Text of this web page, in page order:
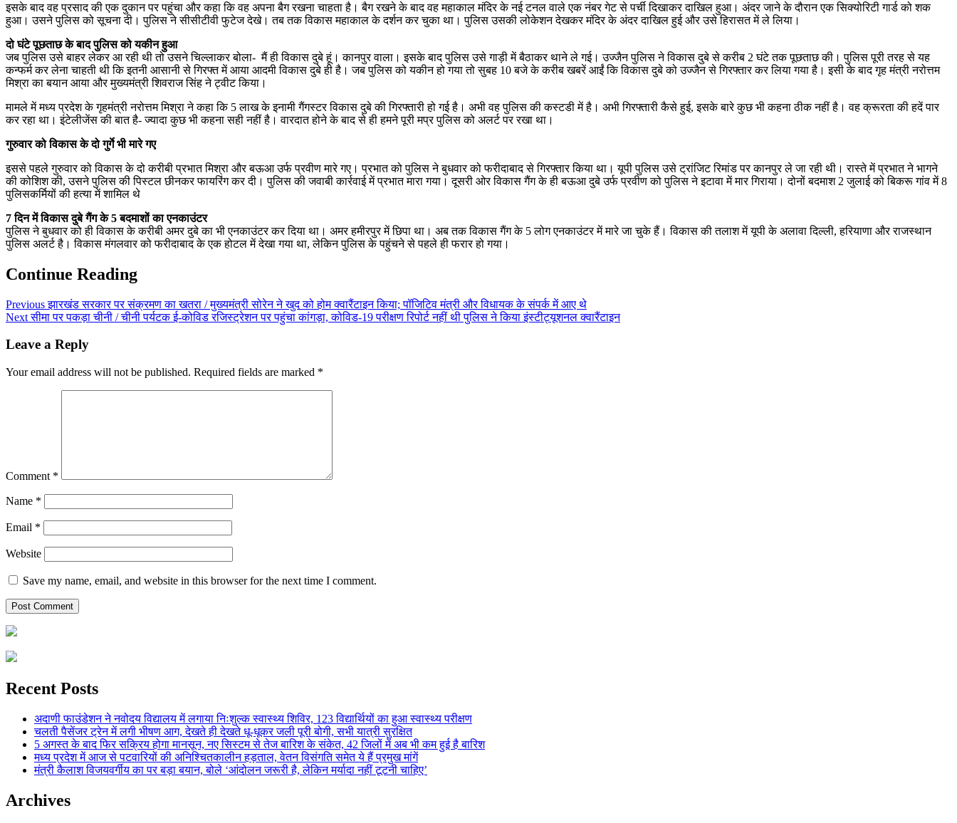
इसके बाद वह प्रसाद की एक दुकान पर पहुंचा और कहा कि वह अपना बैग रखना चाहता है। बैग रखने के बाद वह महाकाल मंदिर के नई टनल वाले एक नंबर गेट से पर्ची दिखाकर दाखिल हुआ। अंदर जाने के दौरान एक सिक्योरिटी गार्ड को शक
हुआ। उसने पुलिस को सूचना दी। पुलिस ने सीसीटीवी फुटेज देखे। तब तक विकास महाकाल के दर्शन कर चुका था। पुलिस उसकी लोकेशन देखकर मंदिर के अंदर दाखिल हुई और उसे हिरासत में ले लिया।
दो घंटे पूछताछ के बाद पुलिस को यकीन हुआ
जब पुलिस उसे बाहर लेकर आ रही थी तो उसने चिल्लाकर बोला- मैं ही विकास दुबे हूं। कानपुर वाला। इसके बाद पुलिस उसे गाड़ी में बैठाकर थाने ले गई। उज्जैन पुलिस ने विकास दुबे से करीब 2 घंटे तक पूछताछ की। पुलिस पूरी तरह से यह
कन्फर्म कर लेना चाहती थी कि इतनी आसानी से गिरफ्त में आया आदमी विकास दुबे ही है। जब पुलिस को यकीन हो गया तो सुबह 10 बजे के करीब खबरें आईं कि विकास दुबे को उज्जैन से गिरफ्तार कर लिया गया है। इसी के बाद गृह मंत्री नरोत्तम
मिश्रा का बयान आया और मुख्यमंत्री शिवराज सिंह ने ट्वीट किया।
मामले में मध्य प्रदेश के गृहमंत्री नरोत्तम मिश्रा ने कहा कि 5 लाख के इनामी गैंगस्टर विकास दुबे की गिरफ्तारी हो गई है। अभी वह पुलिस की कस्टडी में है। अभी गिरफ्तारी कैसे हुई, इसके बारे कुछ भी कहना ठीक नहीं है। वह क्रूरता की हदें पार
कर रहा था। इंटेलीजेंस की बात है- ज्यादा कुछ भी कहना सही नहीं है। वारदात होने के बाद से ही हमने पूरी मप्र पुलिस को अलर्ट पर रखा था।
गुरुवार को विकास के दो गुर्गे भी मारे गए
इससे पहले गुरुवार को विकास के दो करीबी प्रभात मिश्रा और बऊआ उर्फ प्रवीण मारे गए। प्रभात को पुलिस ने बुधवार को फरीदाबाद से गिरफ्तार किया था। यूपी पुलिस उसे ट्रांजिट रिमांड पर कानपुर ले जा रही थी। रास्ते में प्रभात ने भागने
की कोशिश की, उसने पुलिस की पिस्टल छीनकर फायरिंग कर दी। पुलिस की जवाबी कार्रवाई में प्रभात मारा गया। दूसरी ओर विकास गैंग के ही बऊआ दुबे उर्फ प्रवीण को पुलिस ने इटावा में मार गिराया। दोनों बदमाश 2 जुलाई को बिकरू गांव में 8
पुलिसकर्मियों की हत्या में शामिल थे
7 दिन में विकास दुबे गैंग के 5 बदमाशों का एनकाउंटर
पुलिस ने बुधवार को ही विकास के करीबी अमर दुबे का भी एनकाउंटर कर दिया था। अमर हमीरपुर में छिपा था। अब तक विकास गैंग के 5 लोग एनकाउंटर में मारे जा चुके हैं। विकास की तलाश में यूपी के अलावा दिल्ली, हरियाणा और राजस्थान
पुलिस अलर्ट है। विकास मंगलवार को फरीदाबाद के एक होटल में देखा गया था, लेकिन पुलिस के पहुंचने से पहले ही फरार हो गया।
Continue Reading
Previousझारखंड सरकार पर संक्रमण का खतरा / मुख्यमंत्री सोरेन ने खुद को होम क्वारैंटाइन किया; पॉजिटिव मंत्री और विधायक के संपर्क में आए थे
Nextसीमा पर पकड़ा चीनी / चीनी पर्यटक ई-कोविड रजिस्ट्रेशन पर पहुंचा कांगड़ा, कोविड-19 परीक्षण रिपोर्ट नहीं थी पुलिस ने किया इंस्टीट्यूशनल क्वारैंटाइन
Leave a Reply
Your email address will not be published. Required fields are marked *
Comment *
Name *
Email *
Website
Save my name, email, and website in this browser for the next time I comment.
Recent Posts
अदाणी फाउंडेशन ने नवोदय विद्यालय में लगाया निःशुल्क स्वास्थ्य शिविर, 123 विद्यार्थियों का हुआ स्वास्थ्य परीक्षण
चलती पैसेंजर ट्रेन में लगी भीषण आग, देखते ही देखते धू-धूकर जली पूरी बोगी, सभी यात्री सुरक्षित
5 अगस्त के बाद फिर सक्रिय होगा मानसून, नए सिस्टम से तेज बारिश के संकेत, 42 जिलों में अब भी कम हुई है बारिश
मध्य प्रदेश में आज से पटवारियों की अनिश्चितकालीन हड़ताल, वेतन विसंगति समेत ये हैं प्रमुख मांगें
मंत्री कैलाश विजयवर्गीय का पर बड़ा बयान, बोले ‘आंदोलन जरूरी है, लेकिन मर्यादा नहीं टूटनी चाहिए’
Archives